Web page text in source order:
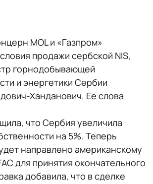
MOL и «Газпром»
продажи сербской NIS,
горнодобывающей
и энергетики Сербии
Ханданович. Ее слова
что Сербия увеличила
на 5%. Теперь
направлено американскому
для принятия окончательного
добавила, что в сделке